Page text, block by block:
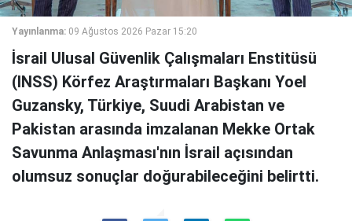
Yayınlanma: 09 Ağustos 2026 Pazar 15:20
İsrail Ulusal Güvenlik Çalışmaları Enstitüsü
(INSS) Körfez Araştırmaları Başkanı Yoel
Guzansky, Türkiye, Suudi Arabistan ve
Pakistan arasında imzalanan Mekke Ortak
Savunma Anlaşması'nın İsrail açısından
olumsuz sonuçlar doğurabileceğini belirtti.